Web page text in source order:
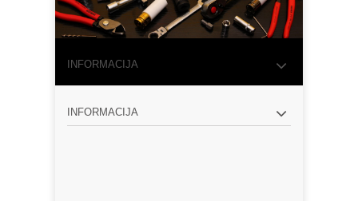
INFORMACIJA
INFORMACIJA